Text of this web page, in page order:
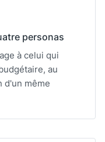
personas
à celui qui
au
d'un même